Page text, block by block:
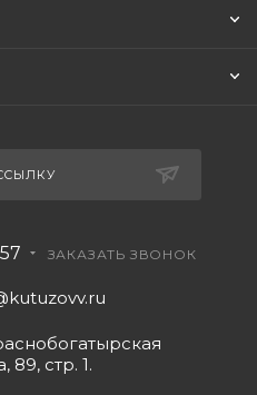
ЗАКАЗАТЬ ЗВОНОК
89, стр. 1.